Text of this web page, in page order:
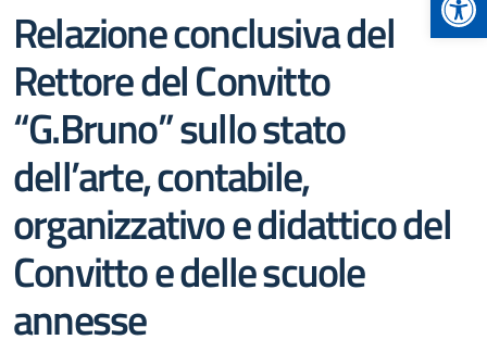
Relazione conclusiva del
Rettore del Convitto
“G.Bruno” sullo stato
dell’arte, contabile,
organizzativo e didattico del
Convitto e delle scuole
annesse